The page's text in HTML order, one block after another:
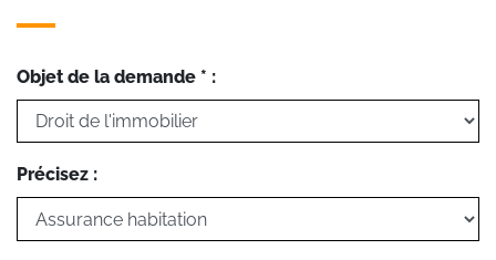
Objet de la demande * :
Précisez :